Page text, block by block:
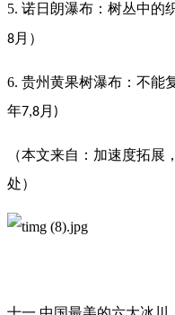
5. 诺日朗瀑布：树丛中的
8月）
6. 贵州黄果树瀑布：不能
年7,8月 )
（本文来自：加速度拓展，
处）